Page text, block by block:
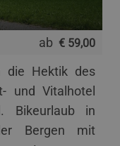
ab € 59,00
die Hektik des
und Vitalhotel
Bikeurlaub in
Bergen mit